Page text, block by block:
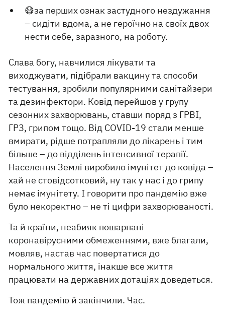
😷за перших ознак застудного нездужання
– сидіти вдома, а не героїчно на своїх двох
нести себе, заразного, на роботу.
Слава богу, навчилися лікувати та
виходжувати, підібрали вакцину та способи
тестування, зробили популярними санітайзери
та дезинфектори. Ковід перейшов у групу
сезонних захворювань, ставши поряд з ГРВІ,
ГРЗ, грипом тощо. Від COVID-19 стали менше
вмирати, рідше потрапляли до лікарень і тим
більше – до відділень інтенсивної терапії.
Населення Землі виробило імунітет до ковіда –
хай не стовідсотковий, ну так у нас і до грипу
немає імунітету. І говорити про пандемію вже
було некоректно – не ті цифри захворюваності.
Та й країни, неабияк пошарпані
коронавірусними обмеженнями, вже благали,
мовляв, настав час повертатися до
нормального життя, інакше все життя
працювати на державних дотаціях доведеться.
Тож пандемію й закінчили. Час.